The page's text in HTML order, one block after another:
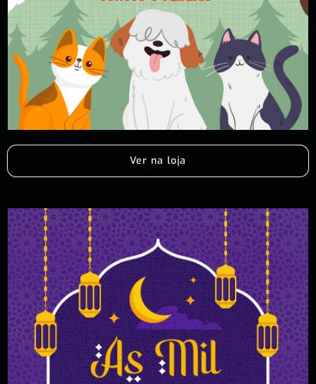
Ver na loja